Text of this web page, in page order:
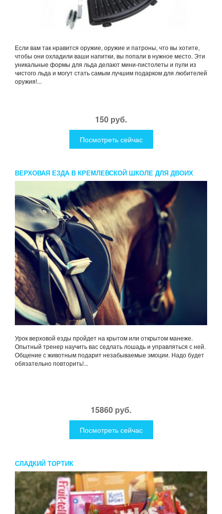
Если вам так нравится оружие, оружие и патроны, что вы хотите,
чтобы они охладили ваши напитки, вы попали в нужное место. Эти
уникальные формы для льда делают мини-пистолеты и пули из
чистого льда и могут стать самым лучшим подарком для любителей
оружия!...
150 руб.
Посмотреть сейчас
ВЕРХОВАЯ ЕЗДА В КРЕМЛЕВСКОЙ ШКОЛЕ ДЛЯ ДВОИХ
Урок верховой езды пройдет на крытом или открытом манеже.
Опытный тренер научить вас седлать лошадь и управляться с ней.
Общение с животным подарит незабываемые эмоции. Надо будет
обязательно повторить!...
15860 руб.
Посмотреть сейчас
СЛАДКИЙ ТОРТИК